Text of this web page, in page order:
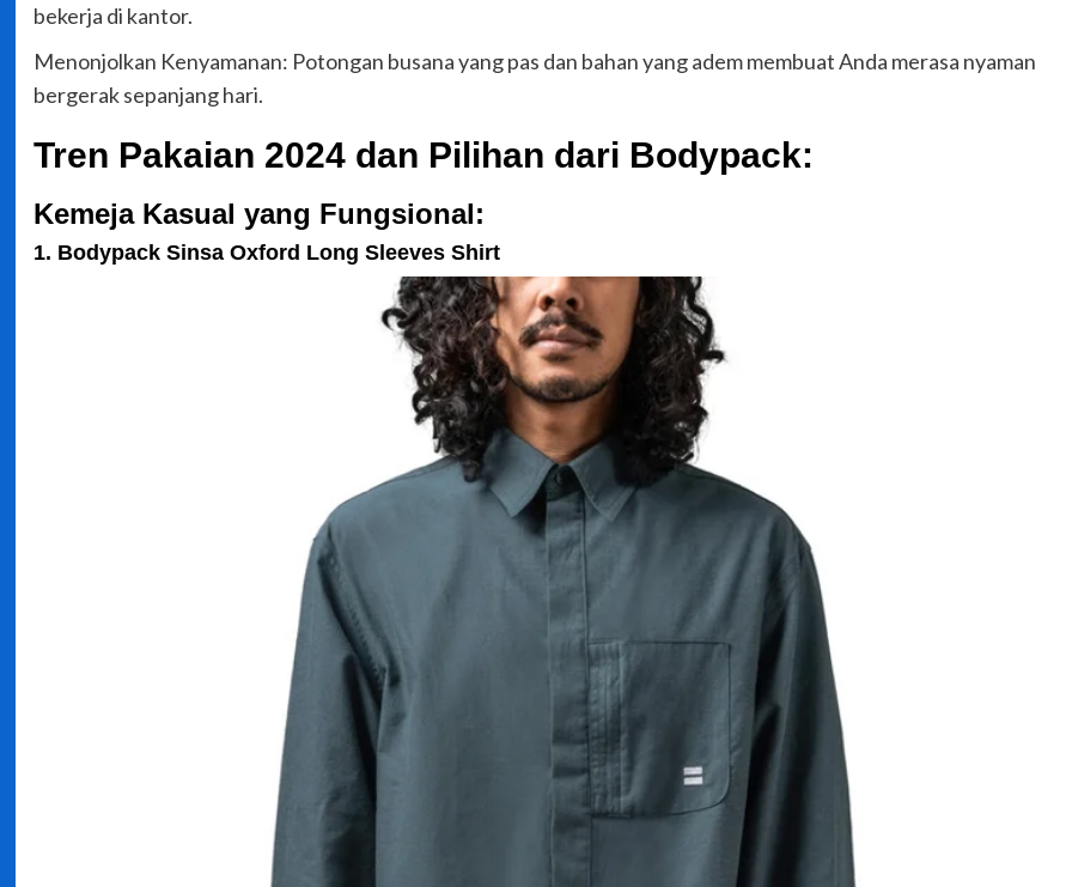
bekerja di kantor.
Menonjolkan Kenyamanan: Potongan busana yang pas dan bahan yang adem membuat Anda merasa nyaman
bergerak sepanjang hari.
Tren Pakaian 2024 dan Pilihan dari Bodypack:
Kemeja Kasual yang Fungsional:
1. Bodypack Sinsa Oxford Long Sleeves Shirt